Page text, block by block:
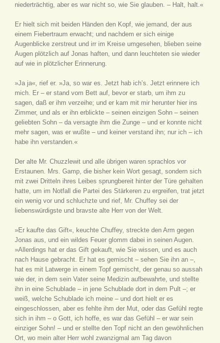
niederträchtig, aber es war nicht so, wie Sie glauben. – Halt, halt.«
Er hielt sich mit beiden Händen den Kopf, wie jemand, der aus
einem Fiebertraum erwacht; und nachdem er sich einige
Augenblicke zerstreut und irr im Kreise umgesehen, blieben seine
Augen plötzlich auf Jonas haften, und dann leuchteten sie wieder
auf wie in plötzlicher Erinnerung.
»Ja ja«, rief er. »Ja, so war es. Jetzt hab ich’s. Jetzt erinnere ich
mich. Er – er stand vom Bett auf, bevor er starb, um ihm zu
sagen, daß er ihm verzeihe; und er kam mit mir herunter hier ins
Zimmer, und als er ihn erblickte – seinen einzigen Sohn – seinen
geliebten Sohn – da versagte ihm die Zunge – und er konnte nicht
mehr sagen, was er wußte – und keiner verstand ihn; nur ich – ich
habe ihn verstanden.«
Der alte Mr. Chuzzlewit und alle übrigen waren sprachlos vor
Erstaunen. Mrs. Gamp, die bisher kein Wort gesagt, sondern sich
mit zwei Dritteln ihres Leibes sprungbereit hinter der Türe gehalten
hatte, um im Notfall die Partei des Stärkeren zu ergreifen, trat jetzt
ein wenig vor und schluchzte und rief, Mr. Chuffey sei der
liebenswürdigste und bravste alte Herr von der Welt.
»Er kaufte das Gift«, keuchte Chuffey, streckte den Arm gegen
Jonas aus, und ein wildes Feuer glomm dabei in seinen Augen.
»Allerdings hat er das Gift gekauft, wie Sie wissen, und es auch
nach Hause gebracht. Er hat es gemischt – sehen Sie ihn an –,
hat es mit Latwerge in einem Topf gemischt, der genau so aussah
wie der, in dem sein Vater seine Medizin aufbewahrte, und stellte
ihn in eine Schublade – in jene Schublade dort in dem Pult –; er
weiß, welche Schublade ich meine – und dort hielt er es
eingeschlossen, aber es fehlte ihm der Mut, oder das Gefühl regte
sich in ihm – o Gott, ich hoffe, es war das Gefühl – er war sein
einziger Sohn! – und er stellte den Topf nicht an den gewöhnlichen
Ort, wo mein alter Herr wohl zwanzigmal am Tag davon